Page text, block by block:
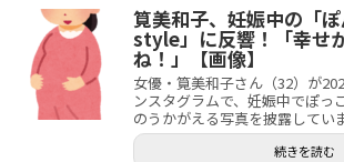
筧美和子、妊娠中の「
style」に反響！「幸せ
ね！」【画像】
女優・筧美和子さん（32）が
ンスタグラムで、妊娠中でぽっ
のうかがえる写真を披露してい
続きを読む